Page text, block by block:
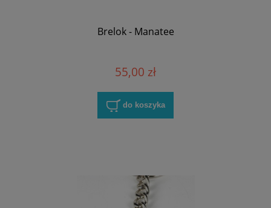
Brelok - Manatee
55,00 zł
do koszyka